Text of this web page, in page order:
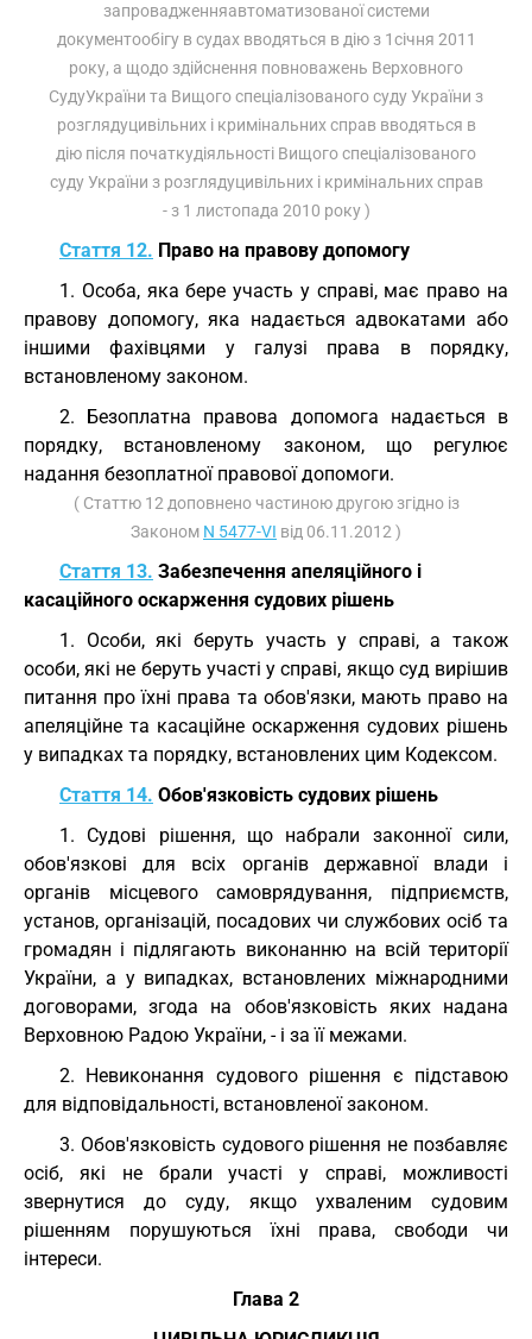
запровадженняавтоматизованої системи
документообігу в судах вводяться в дію з 1січня 2011
року, а щодо здійснення повноважень Верховного
СудуУкраїни та Вищого спеціалізованого суду України з
розглядуцивільних і кримінальних справ вводяться в
дію після початкудіяльності Вищого спеціалізованого
суду України з розглядуцивільних і кримінальних справ
- з 1 листопада 2010 року )
Стаття 12. Право на правову допомогу
1. Особа, яка бере участь у справі, має право на
правову допомогу, яка надається адвокатами або
іншими фахівцями у галузі права в порядку,
встановленому законом.
2. Безоплатна правова допомога надається в
порядку, встановленому законом, що регулює
надання безоплатної правової допомоги.
( Статтю 12 доповнено частиною другою згідно із
Законом N 5477-VI від 06.11.2012 )
Стаття 13. Забезпечення апеляційного і
касаційного оскарження судових рішень
1. Особи, які беруть участь у справі, а також
особи, які не беруть участі у справі, якщо суд вирішив
питання про їхні права та обов'язки, мають право на
апеляційне та касаційне оскарження судових рішень
у випадках та порядку, встановлених цим Кодексом.
Стаття 14. Обов'язковість судових рішень
1. Судові рішення, що набрали законної сили,
обов'язкові для всіх органів державної влади і
органів місцевого самоврядування, підприємств,
установ, організацій, посадових чи службових осіб та
громадян і підлягають виконанню на всій території
України, а у випадках, встановлених міжнародними
договорами, згода на обов'язковість яких надана
Верховною Радою України, - і за її межами.
2. Невиконання судового рішення є підставою
для відповідальності, встановленої законом.
3. Обов'язковість судового рішення не позбавляє
осіб, які не брали участі у справі, можливості
звернутися до суду, якщо ухваленим судовим
рішенням порушуються їхні права, свободи чи
інтереси.
Глава 2